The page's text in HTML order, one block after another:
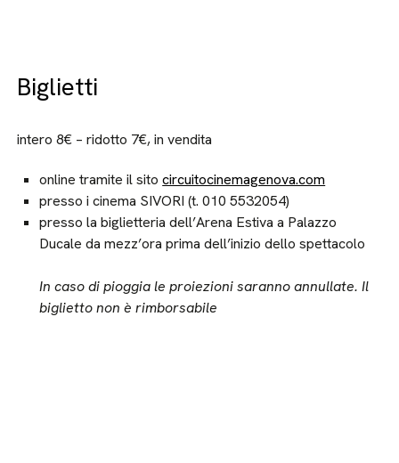
Biglietti
intero 8€ – ridotto 7€, in vendita
online tramite il sitocircuitocinemagenova.com
presso i cinema SIVORI (t. 010 5532054)
presso la biglietteria dell’Arena Estiva a Palazzo
Ducale da mezz’ora prima dell’inizio dello spettacolo
In caso di pioggia le proiezioni saranno annullate. Il
biglietto non è rimborsabile